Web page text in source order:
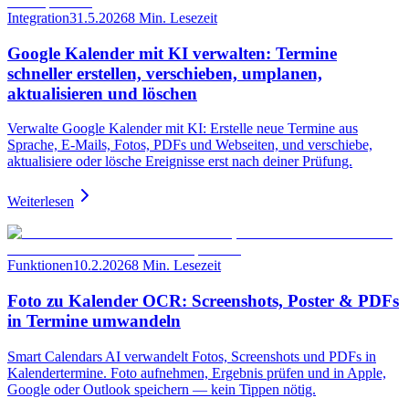
Integration31.5.20268 Min. Lesezeit
Google Kalender mit KI verwalten: Termine
schneller erstellen, verschieben, umplanen,
aktualisieren und löschen
Verwalte Google Kalender mit KI: Erstelle neue Termine aus
Sprache, E-Mails, Fotos, PDFs und Webseiten, und verschiebe,
aktualisiere oder lösche Ereignisse erst nach deiner Prüfung.
Weiterlesen
Funktionen10.2.20268 Min. Lesezeit
Foto zu Kalender OCR: Screenshots, Poster & PDFs
in Termine umwandeln
Smart Calendars AI verwandelt Fotos, Screenshots und PDFs in
Kalendertermine. Foto aufnehmen, Ergebnis prüfen und in Apple,
Google oder Outlook speichern — kein Tippen nötig.